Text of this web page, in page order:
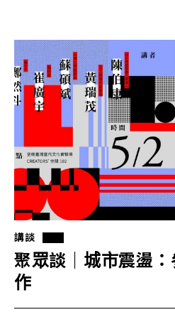
講談
聚眾談｜城市震盪：
作